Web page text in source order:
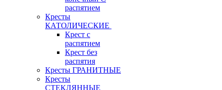
распятием
Кресты
КАТОЛИЧЕСКИЕ
Крест с
распятием
Крест без
распятия
Кресты ГРАНИТНЫЕ
Кресты
СТЕКЛЯННЫЕ